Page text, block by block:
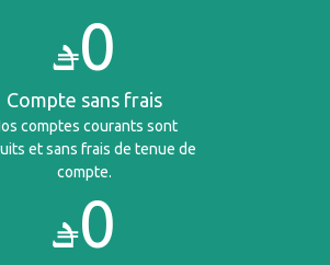
0
Compte sans frais
comptes courants sont
et sans frais de tenue de
compte.
0